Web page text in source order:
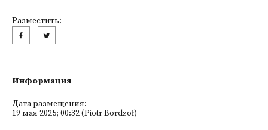
Разместить:
Информация
Дата размещения:
19 мая 2025; 00:32 (Piotr Bordzoł)